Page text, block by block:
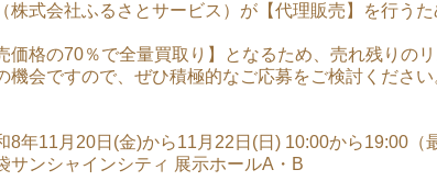
株式会社ふるさとサービス）が【代理販売】を行う
価格の70％で全量買取り】となるため、売れ残りの
機会ですので、ぜひ積極的なご応募をご検討ください
8年11月20日(金)から11月22日(日) 10:00から19:00（
サンシャインシティ 展示ホールA・B